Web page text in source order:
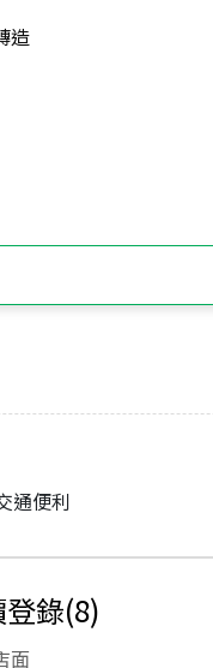
造
通便利
錄(8)
面